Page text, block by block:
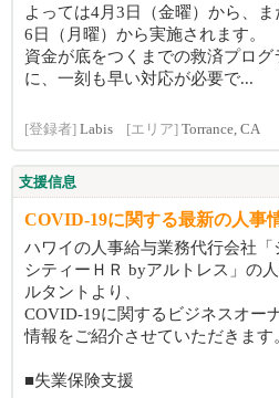
よっては4月3日（金曜）から、
6日（月曜）から実施されます。
資金が底をつくまでの救済プロ
に、一刻も早い対応が必要で...
[登録者] Labis [エリア] Torrance, CA
支援信息
COVID-19に関する最新の人事
ハワイの人事給与業務代行会社「
シティーＨＲ byアルトレス」の
ルタントより、
COVID-19に関するビジネスオー
情報をご紹介させていただきます
■失業保険支援